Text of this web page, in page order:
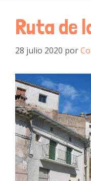
Ruta de
28 julio 2020 por